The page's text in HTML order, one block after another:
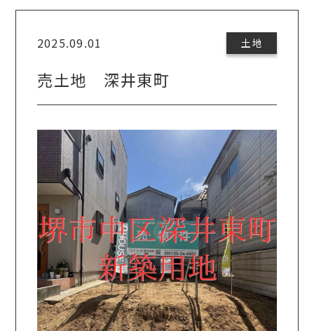
2025.09.01 土地
売土地 深井東町